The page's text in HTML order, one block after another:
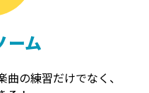
ーム
の練習だけでなく、